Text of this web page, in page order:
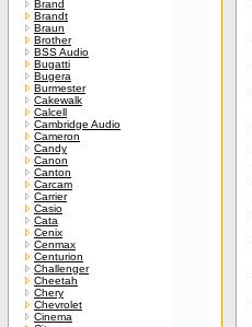
Brand
Brandt
Braun
Brother
BSS Audio
Bugatti
Bugera
Burmester
Cakewalk
Calcell
Cambridge Audio
Cameron
Candy
Canon
Canton
Carcam
Carrier
Casio
Cata
Cenix
Cenmax
Centurion
Challenger
Cheetah
Chery
Chevrolet
Cinema